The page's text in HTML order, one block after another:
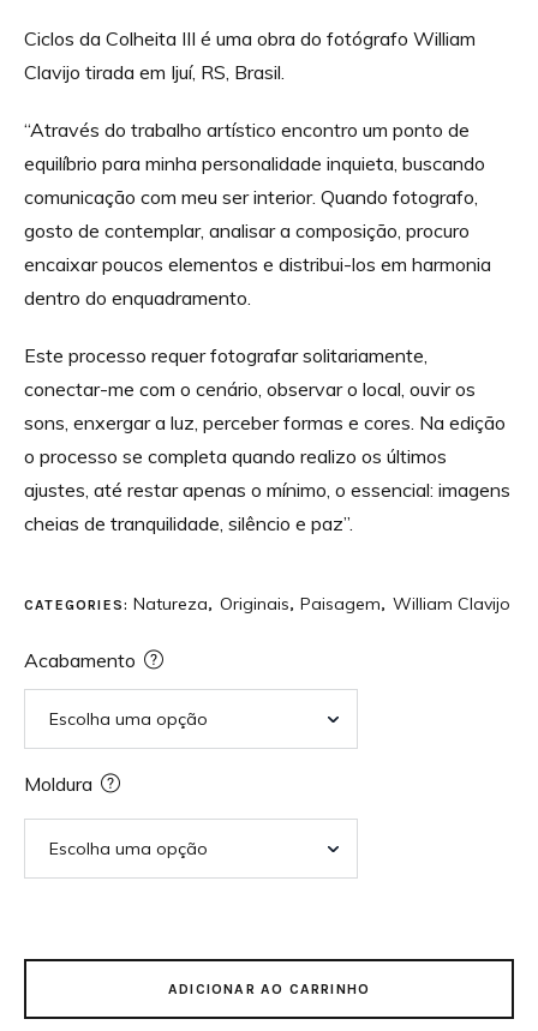
Ciclos da Colheita III é uma obra do fotógrafo William
Clavijo tirada em Ijuí, RS, Brasil.
“Através do trabalho artístico encontro um ponto de
equilíbrio para minha personalidade inquieta, buscando
comunicação com meu ser interior. Quando fotografo,
gosto de contemplar, analisar a composição, procuro
encaixar poucos elementos e distribui-los em harmonia
dentro do enquadramento.
Este processo requer fotografar solitariamente,
conectar-me com o cenário, observar o local, ouvir os
sons, enxergar a luz, perceber formas e cores. Na edição
o processo se completa quando realizo os últimos
ajustes, até restar apenas o mínimo, o essencial: imagens
cheias de tranquilidade, silêncio e paz”.
CATEGORIES: Natureza, Originais, Paisagem, William Clavijo
Acabamento
Moldura
ADICIONAR AO CARRINHO